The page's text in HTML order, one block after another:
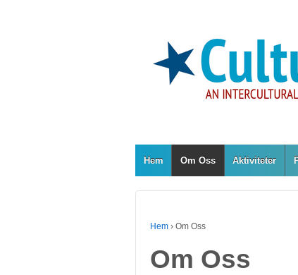
Hem Om Oss Aktiviteter
Hem › Om Oss
Om Oss